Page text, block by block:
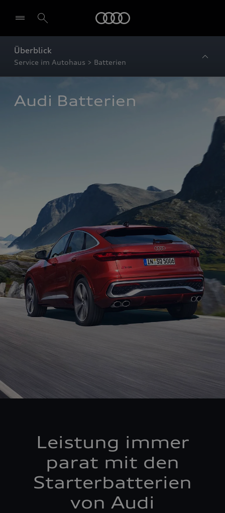
Überblick
Service im Autohaus > Batterien
Audi Batterien
Leistung immer
parat mit den
Starterbatterien
von Audi